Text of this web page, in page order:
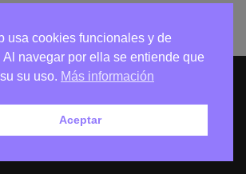
ofrecerte la mejor experiencia en
sobre qué cookies utilizamos o
usa cookies funcionales y de
Al navegar por ella se entiende que
su uso. Más información
Aceptar